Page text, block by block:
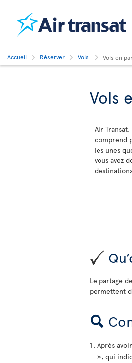
Accueil Réserver Vols Vols en
Vols
Air
comprend
les unes
vous avez
Le partage
permettent
Après
», qui